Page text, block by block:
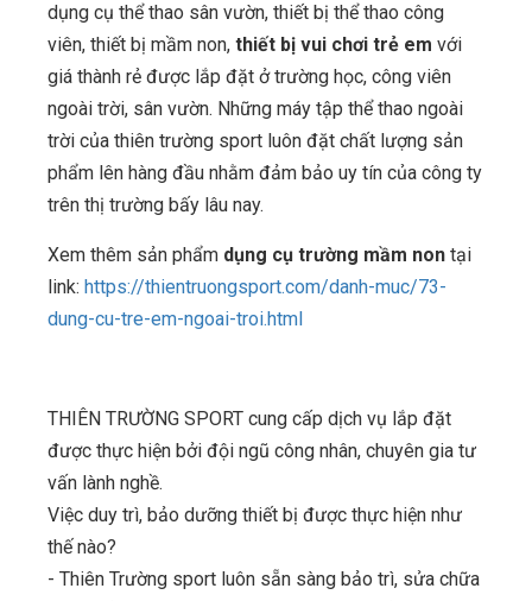
dụng cụ thể thao sân vườn, thiết bị thể thao công
viên, thiết bị mầm non, thiết bị vui chơi trẻ em với
giá thành rẻ được lắp đặt ở trường học, công viên
ngoài trời, sân vườn. Những máy tập thể thao ngoài
trời của thiên trường sport luôn đặt chất lượng sản
phẩm lên hàng đầu nhằm đảm bảo uy tín của công ty
trên thị trường bấy lâu nay.
Xem thêm sản phẩm dụng cụ trường mầm non tại
link: https://thientruongsport.com/danh-muc/73-
dung-cu-tre-em-ngoai-troi.html
THIÊN TRƯỜNG SPORT cung cấp dịch vụ lắp đặt
được thực hiện bởi đội ngũ công nhân, chuyên gia tư
vấn lành nghề.
Việc duy trì, bảo dưỡng thiết bị được thực hiện như
thế nào?
- Thiên Trường sport luôn sẵn sàng bảo trì, sửa chữa